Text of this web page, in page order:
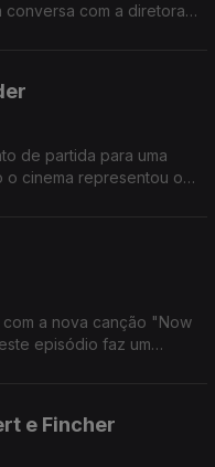
conversa com a diretora
de partida para uma
o cinema representou o
a nova canção "Now
episódio faz um
e Fincher